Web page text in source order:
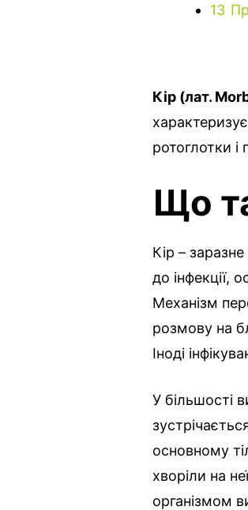
13
Кір (лат.
ротоглотки і
Що
Кір –
до інфекції,
Механізм
розмову на
Іноді
У більшості
основному
хворіли на
організмом